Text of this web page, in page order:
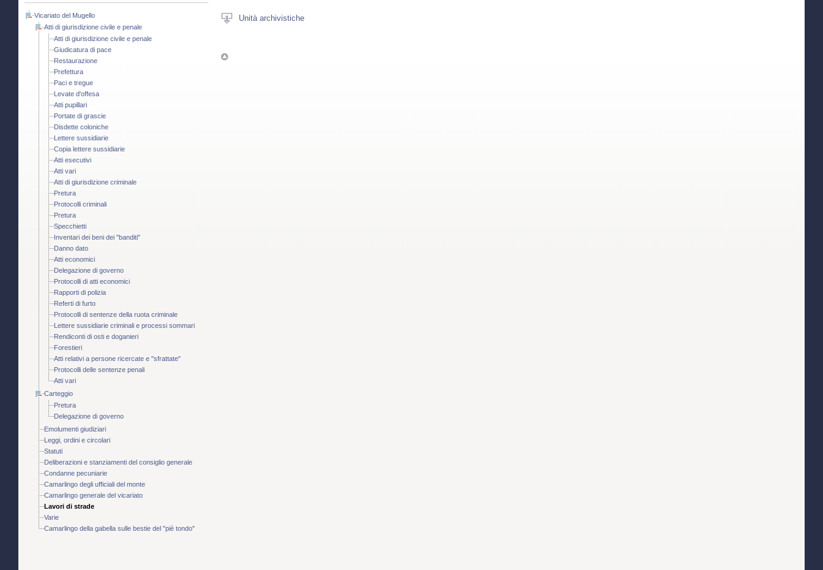
Vicariato del Mugello
Atti di giurisdizione civile e penale
Atti di giurisdizione civile e penale
Giudicatura di pace
Restaurazione
Prefettura
Paci e tregue
Levate d'offesa
Atti pupillari
Portate di grascie
Disdette coloniche
Lettere sussidiarie
Copia lettere sussidiarie
Atti esecutivi
Atti vari
Atti di giurisdizione criminale
Pretura
Protocolli criminali
Pretura
Specchietti
Inventari dei beni dei "banditi"
Danno dato
Atti economici
Delegazione di governo
Protocolli di atti economici
Rapporti di polizia
Referti di furto
Protocolli di sentenze della ruota criminale
Lettere sussidiarie criminali e processi sommari
Rendiconti di osti e doganieri
Forestieri
Atti relativi a persone ricercate e "sfrattate"
Protocolli delle sentenze penali
Atti vari
Carteggio
Pretura
Delegazione di governo
Emolumenti giudiziari
Leggi, ordini e circolari
Statuti
Deliberazioni e stanziamenti del consiglio generale
Condanne pecuniarie
Camarlingo degli ufficiali del monte
Camarlingo generale del vicariato
Lavori di strade
Varie
Camarlingo della gabella sulle bestie del "piè tondo"
Unità archivistiche